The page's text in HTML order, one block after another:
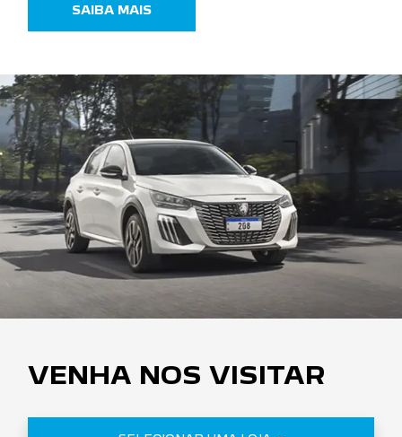
SAIBA MAIS
VENHA NOS VISITAR